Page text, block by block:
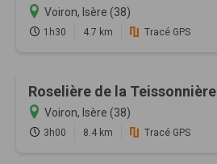
Voiron, Isère (38)
1h30 4.7 km Tracé GPS
Roselière de la Teissonnière
Voiron, Isère (38)
3h00 8.4 km Tracé GPS